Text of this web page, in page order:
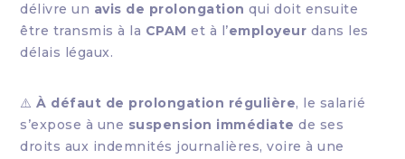
délivre un avis de prolongation qui doit ensuite
être transmis à la CPAM et à l’employeur dans les
délais légaux.
⚠️À défaut de prolongation régulière, le salarié
s’expose à une suspension immédiate de ses
droits aux indemnités journalières, voire à une